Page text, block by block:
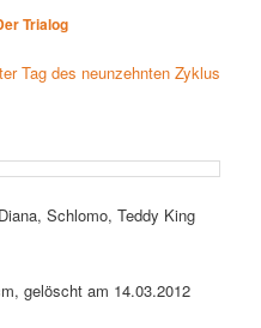
Trialog
Tag des neunzehnten Zyklus
Schlomo, Teddy King
gelöscht am 14.03.2012